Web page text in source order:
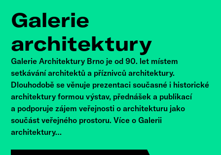
Galerie
architektury
Galerie Architektury Brno je od 90. let místem
setkávání architektů a příznivců architektury.
Dlouhodobě se věnuje prezentaci současné i historické
architektury formou výstav, přednášek a publikací
a podporuje zájem veřejnosti o architekturu jako
součást veřejného prostoru. Více o Galerii
architektury…